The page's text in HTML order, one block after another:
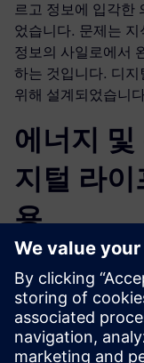
르고 정보에 입각한
었습니다. 문제는
정보의 사일로에서
하는 것입니다. 디
위해 설계되었습니
에너지
지털 라
용
디지털 라이프사이
을 향상하는 기회를
다. 통합 요구사항
론은 프로세스 개선
용하여 공급망에서